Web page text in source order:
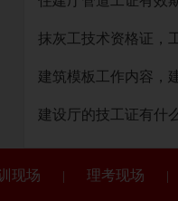
现场 理考现场